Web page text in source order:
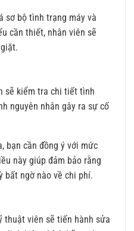
sơ bộ tình trạng máy và
cần thiết, nhân viên sẽ
sẽ kiểm tra chi tiết tình
nguyên nhân gây ra sự cố
bạn cần đồng ý với mức
này giúp đảm bảo rằng
bất ngờ nào về chi phí.
thuật viên sẽ tiến hành sửa